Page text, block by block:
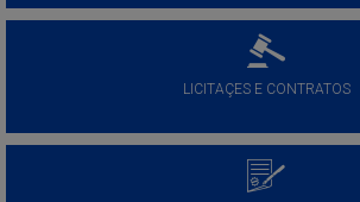
LICITAÇES E CONTRATOS